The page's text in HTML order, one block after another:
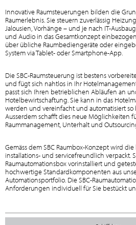
Innovative Raumsteuerungen bilden die
Raumerlebnis. Sie steuern zuverlässig
Jalousien, Vorhänge – und je nach IT-
und Audio in das Gesamtkonzept
über übliche Raumbediengeräte oder
System via Tablet- oder Smartphone-App.
Die SBC-Raumsteuerung ist bestens
und fügt sich nahtlos in Ihr
passt sich Ihren betrieblichen Abläufen an
Hotelbewirtschaftung. Sie kann in das
werden und vereinfacht und automatisiert
Ausserdem schafft dies neue Möglichkeiten
Raummanagement, Unterhalt und
Gemäss dem SBC Raumbox-Konzept wird
installations- und servicefreundlich verpackt.
Raumautomationsbox vorinstalliert und
hochwertige Standardkomponenten aus
Automationsportfolio. Die SBC-
Anforderungen individuell für Sie bestückt